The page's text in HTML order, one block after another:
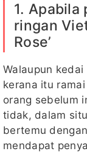
1. Apabila
ringan
Rose’
Walaupun
kerana itu
orang sebelum
tidak, dalam
bertemu
mendapat